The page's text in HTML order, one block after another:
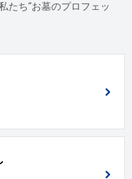
たち“お墓のプロフェッ